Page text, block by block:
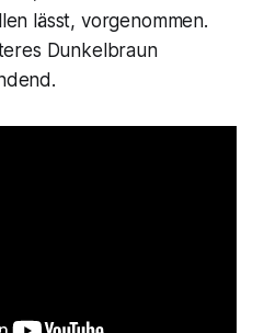
lässt, vorgenommen.
Dunkelbraun